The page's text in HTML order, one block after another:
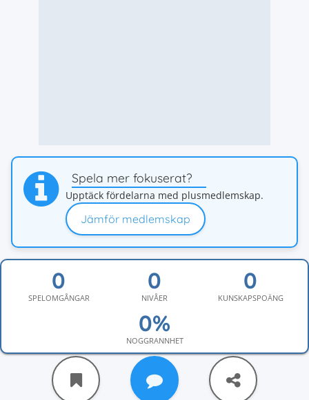
Spela mer fokuserat?
Upptäck fördelarna med plusmedlemskap.
Jämför medlemskap
SPELOMGÅNGAR NIVÅER KUNSKAPSPOÄNG
NOGGRANNHET